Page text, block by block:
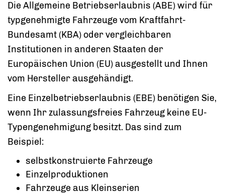
Die Allgemeine Betriebserlaubnis (ABE) wird für
typgenehmigte Fahrzeuge vom Kraftfahrt-
Bundesamt (KBA) oder vergleichbaren
Institutionen in anderen Staaten der
Europäischen Union (EU) ausgestellt und Ihnen
vom Hersteller ausgehändigt.
Eine Einzelbetriebserlaubnis (EBE) benötigen Sie,
wenn Ihr zulassungsfreies Fahrzeug keine EU-
Typengenehmigung besitzt. Das sind zum
Beispiel:
selbstkonstruierte Fahrzeuge
Einzelproduktionen
Fahrzeuge aus Kleinserien